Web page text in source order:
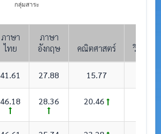
กลุ่มสาระ
ภาษา
ไทย
ภาษา
อังกฤษ
คณิตศาสตร์ วิทยาศ
41.61 27.88 15.77
46.18 28.36 20.46